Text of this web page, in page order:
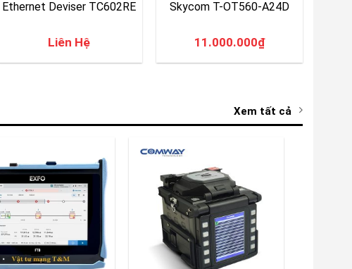
Ethernet Deviser TC602RE
Liên Hệ
Skycom T-OT560-A24D
11.000.000₫
Xem tất cả